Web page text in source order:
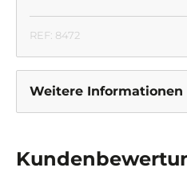
REF: 8472
Weitere Informationen